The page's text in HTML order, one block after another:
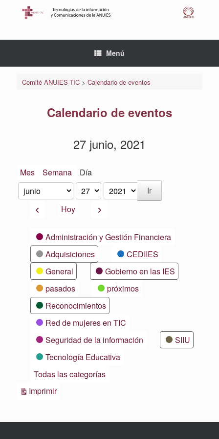
Menú
Comité ANUIES-TIC> Calendario de eventos
Calendario de eventos
27 junio, 2021
Mes Semana Día
Mes
Día
Año
AnteriorHoy Siguiente
CategoríasAdministración y Gestión Financiera
Adquisiciones
CEDIIES
General
Gobierno en las IES
pasados
próximos
Reconocimientos
Red de mujeres en TIC
Seguridad de la información
SIIU
Tecnología Educativa
Todas las categorías
ImprimirVistas